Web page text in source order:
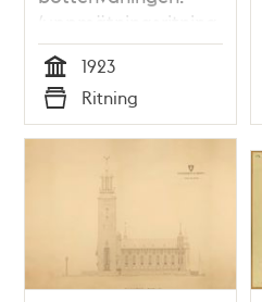
(uppmätningsritning
1923)
Tid
1923
Typ
Ritning